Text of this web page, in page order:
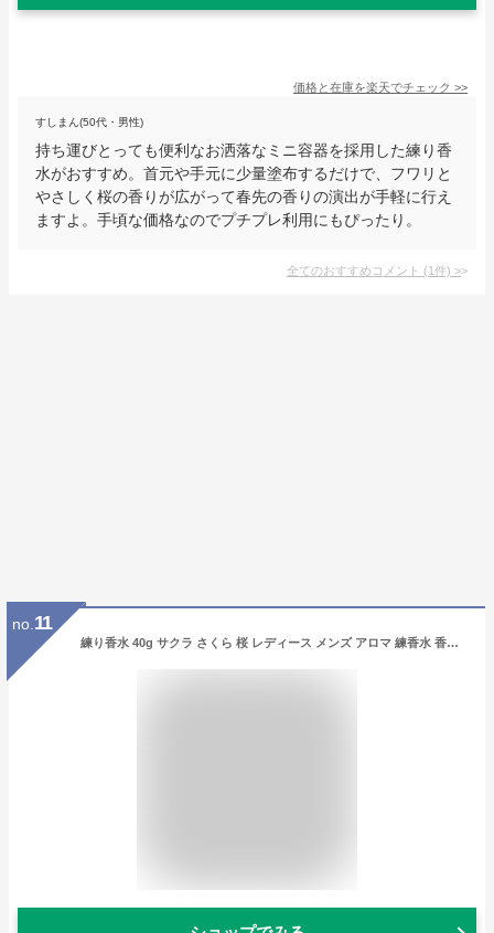
価格と在庫を楽天でチェック >>
すしまん(50代・男性)
持ち運びとっても便利なお洒落なミニ容器を採用した練り香
水がおすすめ。首元や手元に少量塗布するだけで、フワリと
やさしく桜の香りが広がって春先の香りの演出が手軽に行え
ますよ。手頃な価格なのでプチプレ利用にもぴったり。
全てのおすすめコメント (1件) >
no. 11
練り香水 40g サクラ さくら 桜 レディース メンズ アロマ 練香水 香水 フレグランス バーム ハンド オイル フェイス ボディ クリーム 天然 日本製 国産 保湿 保湿クリーム 男女兼用